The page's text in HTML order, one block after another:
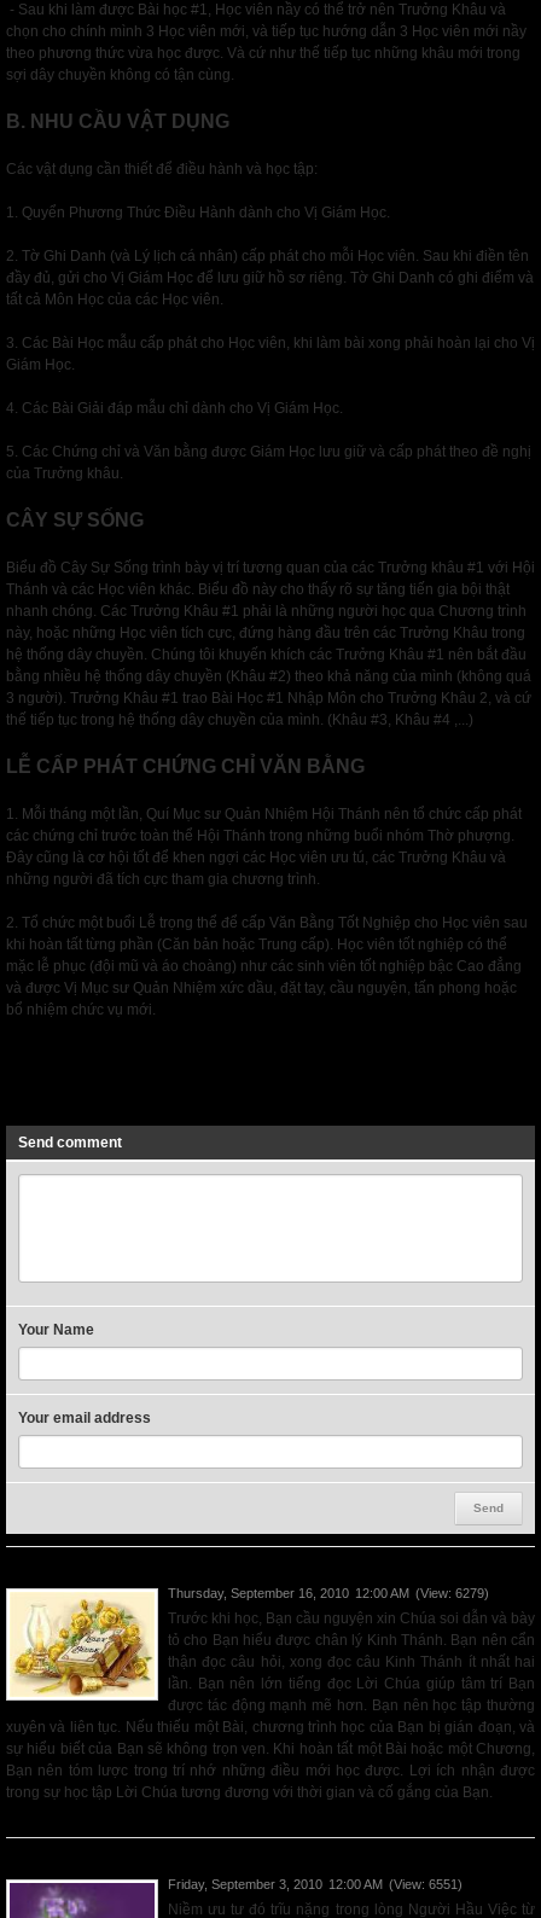
- Sau khi làm được Bài học #1, Học viên nầy có thể trở nên Trưởng Khâu và
chọn cho chính mình 3 Học viên mới, và tiếp tục hướng dẫn 3 Học viên mới nầy
theo phương thức vừa học được. Và cứ như thế tiếp tục những khâu mới trong
sợi dây chuyền không có tận cùng.
B. NHU CẦU VẬT DỤNG
Các vật dụng cần thiết để điều hành và học tập:
1. Quyển Phương Thức Điều Hành dành cho Vị Giám Học.
2. Tờ Ghi Danh (và Lý lịch cá nhân) cấp phát cho mỗi Học viên. Sau khi điền tên
đầy đủ, gửi cho Vị Giám Học để lưu giữ hồ sơ riêng. Tờ Ghi Danh có ghi điểm và
tất cả Môn Học của các Học viên.
3. Các Bài Học mẫu cấp phát cho Học viên, khi làm bài xong phải hoàn lại cho Vị
Giám Học.
4. Các Bài Giải đáp mẫu chỉ dành cho Vị Giám Học.
5. Các Chứng chỉ và Văn bằng được Giám Học lưu giữ và cấp phát theo đề nghị
của Trưởng khâu.
CÂY SỰ SỐNG
Biểu đồ Cây Sự Sống trình bày vị trí tương quan của các Trưởng khâu #1 với Hội
Thánh và các Học viên khác. Biểu đồ này cho thấy rõ sự tăng tiến gia bội thật
nhanh chóng. Các Trưởng Khâu #1 phải là những người học qua Chương trình
này, hoặc những Học viên tích cực, đứng hàng đầu trên các Trưởng Khâu trong
hệ thống dây chuyền. Chúng tôi khuyến khích các Trưởng Khâu #1 nên bắt đầu
bằng nhiều hệ thống dây chuyền (Khâu #2) theo khả năng của mình (không quá
3 người). Trưởng Khâu #1 trao Bài Học #1 Nhập Môn cho Trưởng Khâu 2, và cứ
thế tiếp tục trong hệ thống dây chuyền của mình. (Khâu #3, Khâu #4 ,...)
LỄ CẤP PHÁT CHỨNG CHỈ VĂN BẰNG
1. Mỗi tháng một lần, Quí Mục sư Quản Nhiệm Hội Thánh nên tổ chức cấp phát
các chứng chỉ trước toàn thể Hội Thánh trong những buổi nhóm Thờ phượng.
Đây cũng là cơ hội tốt để khen ngợi các Học viên ưu tú, các Trưởng Khâu và
những người đã tích cực tham gia chương trình.
2. Tổ chức một buổi Lễ trọng thể để cấp Văn Bằng Tốt Nghiệp cho Học viên sau
khi hoàn tất từng phần (Căn bản hoặc Trung cấp). Học viên tốt nghiệp có thể
mặc lễ phục (đội mũ và áo choàng) như các sinh viên tốt nghiệp bậc Cao đẳng
và được Vị Mục sư Quản Nhiệm xức dầu, đặt tay, cầu nguyện, tấn phong hoặc
bổ nhiệm chức vụ mới.
Send comment
Your Name
Your email address
Thursday, September 16, 2010 12:00 AM (View: 6279)
Trước khi học, Bạn cầu nguyện xin Chúa soi dẫn và bày
tỏ cho Bạn hiểu được chân lý Kinh Thánh. Bạn nên cẩn
thận đọc câu hỏi, xong đọc câu Kinh Thánh ít nhất hai
lần. Bạn nên lớn tiếng đọc Lời Chúa giúp tâm trí Bạn
được tác động mạnh mẽ hơn. Bạn nên học tập thường
xuyên và liên tục. Nếu thiếu một Bài, chương trình học của Bạn bị gián đoạn, và
sự hiểu biết của Bạn sẽ không trọn vẹn. Khi hoàn tất một Bài hoặc một Chương,
Bạn nên tóm lược trong trí nhớ những điều mới học được. Lợi ích nhận được
trong sự học tập Lời Chúa tương đương với thời gian và cố gắng của Bạn.
Friday, September 3, 2010 12:00 AM (View: 6551)
Niềm ưu tư đó trĩu nặng trong lòng Người Hầu Việc từ